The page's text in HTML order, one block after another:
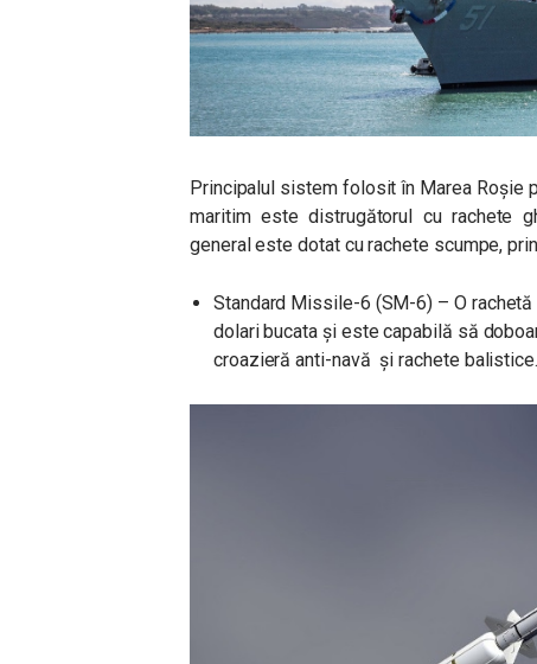
Principalul sistem folosit în Marea Roșie
maritim este distrugătorul cu rachete
general este dotat cu rachete scumpe,
Standard Missile-6 (SM-6) – O
dolari bucata și este capabilă să
croazieră anti-navă și rachete